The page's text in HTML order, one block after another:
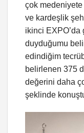
çok
ve kardeşlik
ikinci
duyduğumu
edindiğim
belirlenen 375
değerini daha
şeklinde